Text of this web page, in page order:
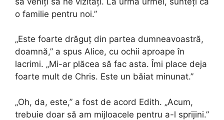
o familie pentru noi.”
„Este foarte drăguț din partea dumneavoastră,
doamnă,” a spus Alice, cu ochii aproape în
lacrimi. „Mi-ar plăcea să fac asta. Îmi place deja
foarte mult de Chris. Este un băiat minunat.”
„Oh, da, este,” a fost de acord Edith. „Acum,
trebuie doar să am mijloacele pentru a-l sprijini.”